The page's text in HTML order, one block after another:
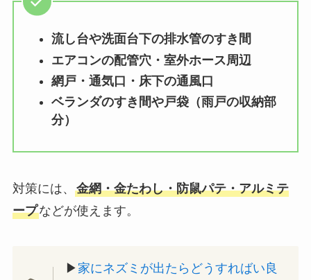
流し台や洗面台下の排水管のすき間
エアコンの配管穴・室外ホース周辺
網戸・通気口・床下の通風口
ベランダのすき間や戸袋（雨戸の収納部
分）
対策には、 金網・金たわし・防鼠パテ・アルミテ
ープなどが使えます。
▶︎ 家にネズミが出たらどうすればい良